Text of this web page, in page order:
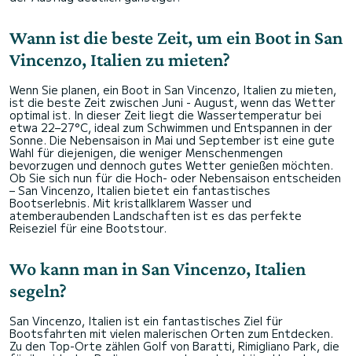
Wann ist die beste Zeit, um ein Boot in San
Vincenzo, Italien zu mieten?
Wenn Sie planen, ein Boot in San Vincenzo, Italien zu mieten,
ist die beste Zeit zwischen Juni - August, wenn das Wetter
optimal ist. In dieser Zeit liegt die Wassertemperatur bei
etwa 22–27°C, ideal zum Schwimmen und Entspannen in der
Sonne. Die Nebensaison in Mai und September ist eine gute
Wahl für diejenigen, die weniger Menschenmengen
bevorzugen und dennoch gutes Wetter genießen möchten.
Ob Sie sich nun für die Hoch- oder Nebensaison entscheiden
– San Vincenzo, Italien bietet ein fantastisches
Bootserlebnis. Mit kristallklarem Wasser und
atemberaubenden Landschaften ist es das perfekte
Reiseziel für eine Bootstour.
Wo kann man in San Vincenzo, Italien
segeln?
San Vincenzo, Italien ist ein fantastisches Ziel für
Bootsfahrten mit vielen malerischen Orten zum Entdecken.
Zu den Top-Orte zählen Golf von Baratti, Rimigliano Park, die